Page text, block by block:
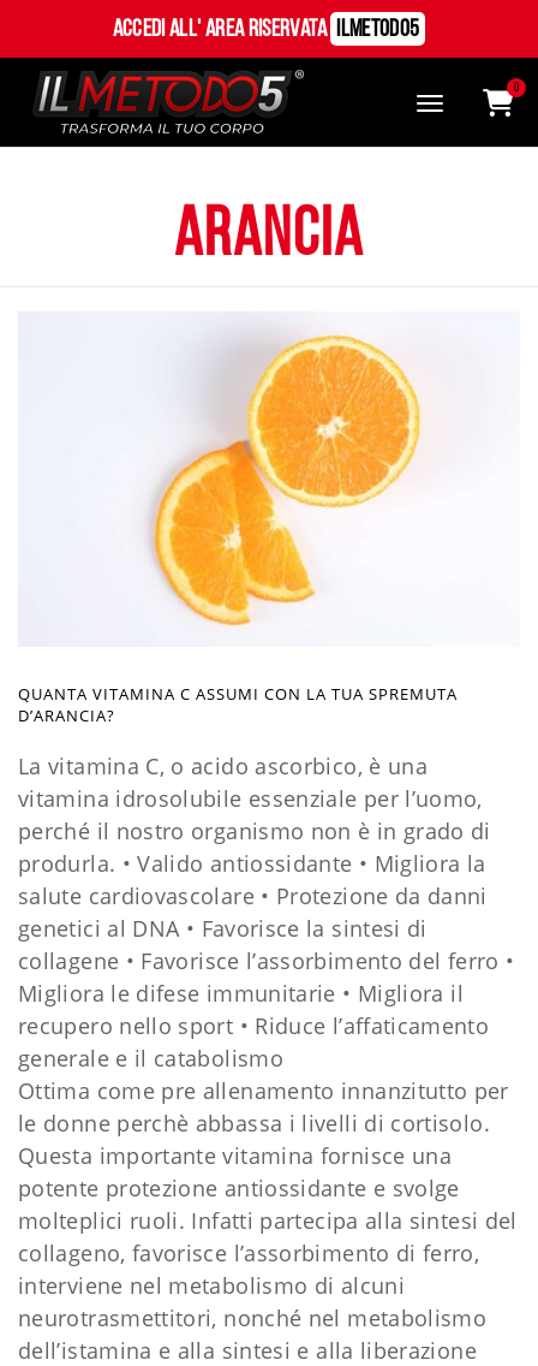
Accedi all' Area Riservata ILMetodo5
0
arancia
QUANTA VITAMINA C ASSUMI CON LA TUA SPREMUTA
D’ARANCIA?
La vitamina C, o acido ascorbico, è una
vitamina idrosolubile essenziale per l’uomo,
perché il nostro organismo non è in grado di
produrla. • Valido antiossidante • Migliora la
salute cardiovascolare • Protezione da danni
genetici al DNA • Favorisce la sintesi di
collagene • Favorisce l’assorbimento del ferro •
Migliora le difese immunitarie • Migliora il
recupero nello sport • Riduce l’affaticamento
generale e il catabolismo
Ottima come pre allenamento innanzitutto per
le donne perchè abbassa i livelli di cortisolo.
Questa importante vitamina fornisce una
potente protezione antiossidante e svolge
molteplici ruoli. Infatti partecipa alla sintesi del
collageno, favorisce l’assorbimento di ferro,
interviene nel metabolismo di alcuni
neurotrasmettitori, nonché nel metabolismo
dell’istamina e alla sintesi e alla liberazione